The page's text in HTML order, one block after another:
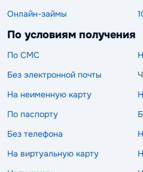
Онлайн-займы
По условиям получения
По СМС
Без электронной почты
На неименную карту
По паспорту
Без телефона
На виртуальную карту